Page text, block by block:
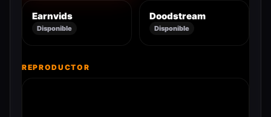
Earnvids
Disponible
Doodstream
Disponible
REPRODUCTOR